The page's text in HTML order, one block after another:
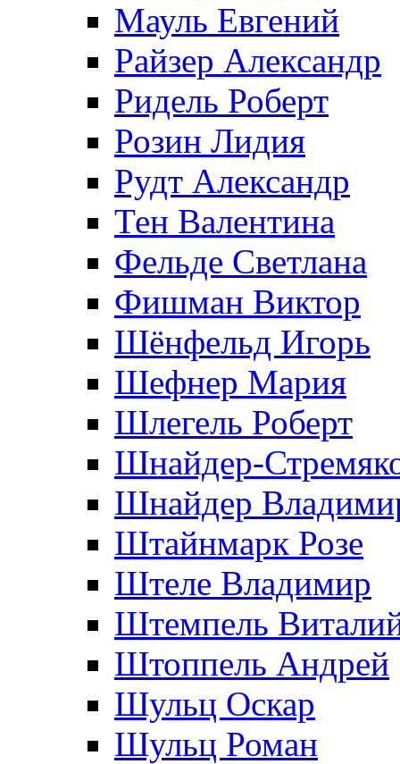
Мауль Евгений
Райзер Александр
Ридель Роберт
Розин Лидия
Рудт Александр
Тен Валентина
Фельде Светлана
Фишман Виктор
Шёнфельд Игорь
Шефнер Мария
Шлегель Роберт
Шнайдер-
Шнайдер
Штайнмарк Розe
Штеле Владимир
Штемпель
Штоппель Андрей
Шульц Оскар
Шульц Роман